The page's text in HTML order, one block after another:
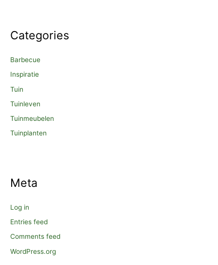
Categories
Barbecue
Inspiratie
Tuin
Tuinleven
Tuinmeubelen
Tuinplanten
Meta
Log in
Entries feed
Comments feed
WordPress.org